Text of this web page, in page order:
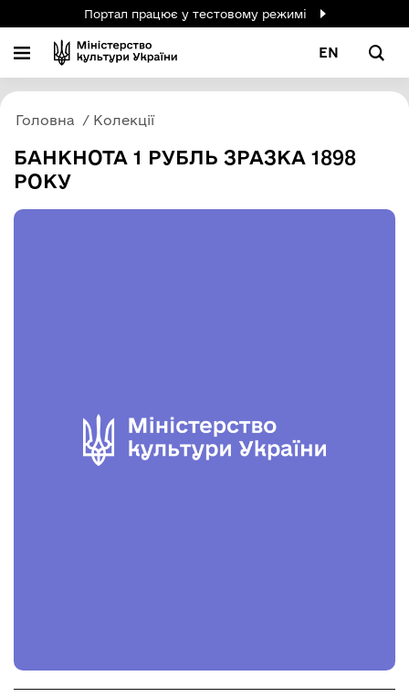
Портал працює у тестовому режимі
EN
Головна Колекції
БАНКНОТА 1 РУБЛЬ ЗРАЗКА 1898
РОКУ